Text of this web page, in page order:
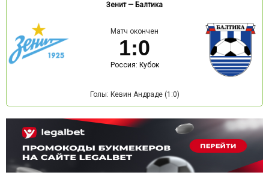
Зенит— Балтика
Матч окончен
1:0
Россия: Кубок
Голы: Кевин Андраде (1:0)